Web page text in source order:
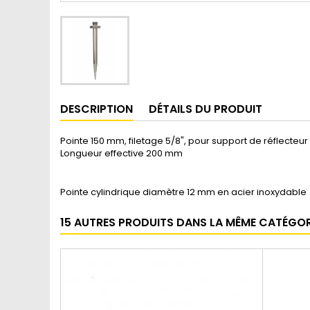
DESCRIPTION DÉTAILS DU PRODUIT
Pointe 150 mm, filetage 5/8", pour support de réflecteur
Longueur effective 200 mm
Pointe cylindrique diamètre 12 mm en acier inoxydable
15 AUTRES PRODUITS DANS LA MÊME